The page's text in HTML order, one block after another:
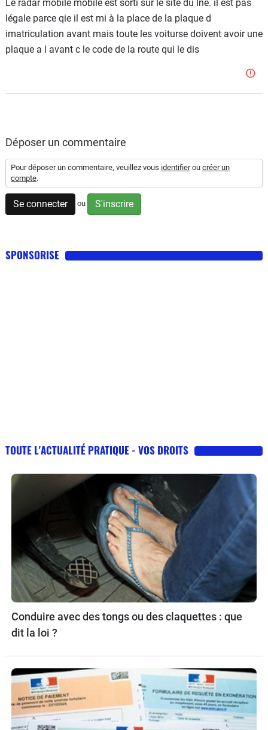
Le radar mobile mobile est sorti sur le site du lne. il est pas
légale parce qie il est mi à la place de la plaque d
imatriculation avant mais toute les voiturse doivent avoir une
plaque a l avant c le code de la route qui le dis
Déposer un commentaire
Pour déposer un commentaire, veuillez vous identifierou créer un
compte.
Se connecter ou S'inscrire
SPONSORISE
TOUTE L'ACTUALITÉ PRATIQUE - VOS DROITS
Conduire avec des tongs ou des claquettes : que
dit la loi ?